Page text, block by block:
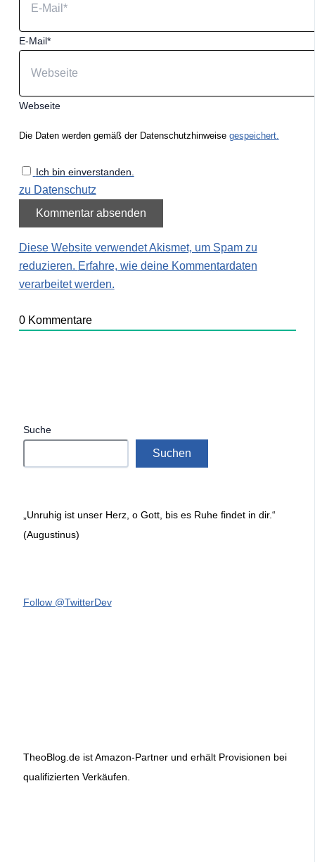
E-Mail*
Webseite
Die Daten werden gemäß der Datenschutzhinweise gespeichert.
Ich bin einverstanden.
zu Datenschutz
Diese Website verwendet Akismet, um Spam zu
reduzieren. Erfahre, wie deine Kommentardaten
verarbeitet werden.
0Kommentare
Suche
Suchen
„Unruhig ist unser Herz, o Gott, bis es Ruhe findet in dir.“
(Augustinus)
Follow @TwitterDev
TheoBlog.de ist Amazon-Partner und erhält Provisionen bei
qualifizierten Verkäufen.